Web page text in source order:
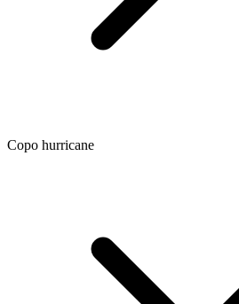
Copo hurricane